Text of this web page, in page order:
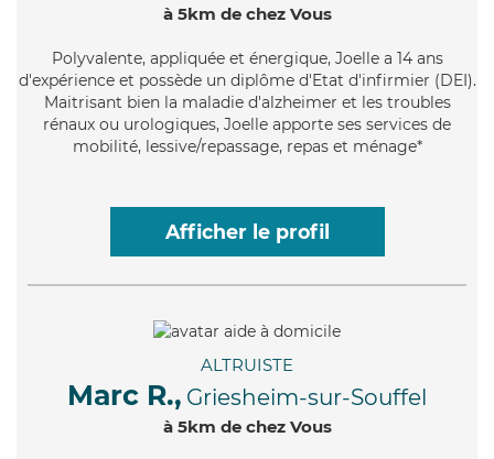
à 5km de chez Vous
Polyvalente, appliquée et énergique, Joelle a 14 ans
d'expérience et possède un diplôme d'Etat d'infirmier (DEI).
Maitrisant bien la maladie d'alzheimer et les troubles
rénaux ou urologiques, Joelle apporte ses services de
mobilité, lessive/repassage, repas et ménage*
Afficher le profil
ALTRUISTE
Marc R., Griesheim-sur-Souffel
à 5km de chez Vous